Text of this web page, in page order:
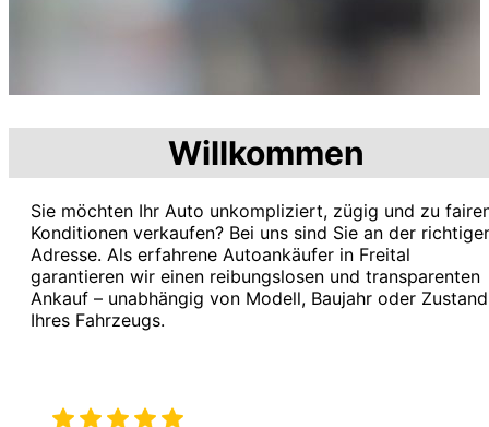
Willkommen
Sie möchten Ihr Auto unkompliziert, zügig und zu
Konditionen verkaufen? Bei uns sind Sie an der
Adresse. Als erfahrene Autoankäufer in Freital
garantieren wir einen reibungslosen und transparenten
Ankauf – unabhängig von Modell, Baujahr oder Zustand
Ihres Fahrzeugs.